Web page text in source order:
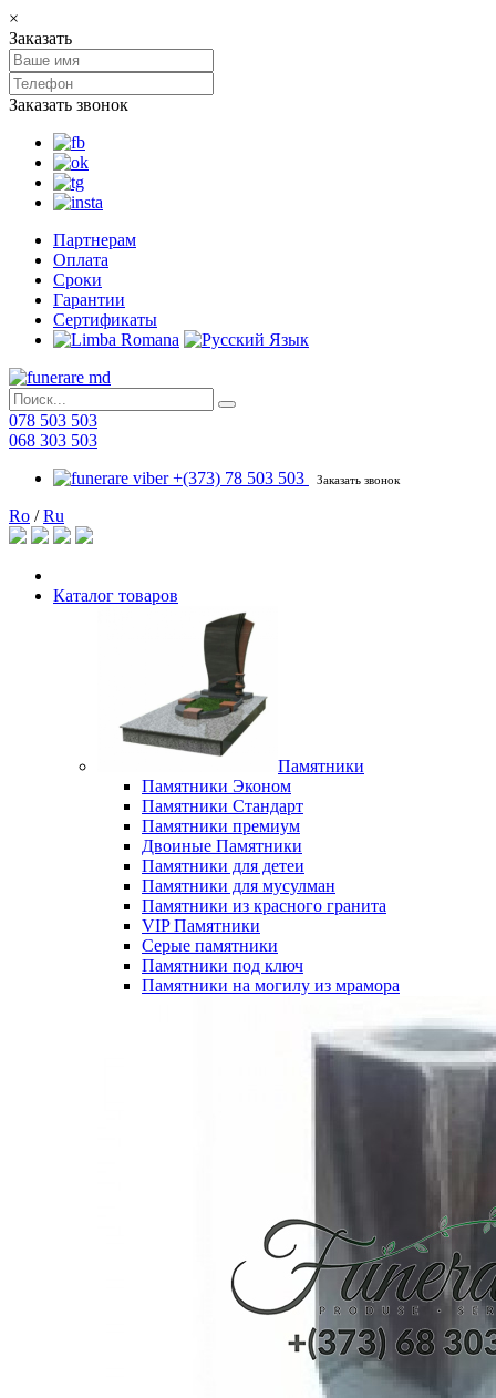
×
Заказать
Заказать звонок
Партнерам
Оплата
Сроки
Гарантии
Сертификаты
078 503 503
068 303 503
+(373) 78 503 503
Заказать звонок
Ro /Ru
Каталог товаров
Памятники
Памятники Эконом
Памятники Стандарт
Памятники премиум
Двоиные Памятники
Памятники для детеи
Памятники для мусулман
Памятники из красного гранита
VIP Памятники
Серые памятники
Памятники под ключ
Памятники на могилу из мрамора